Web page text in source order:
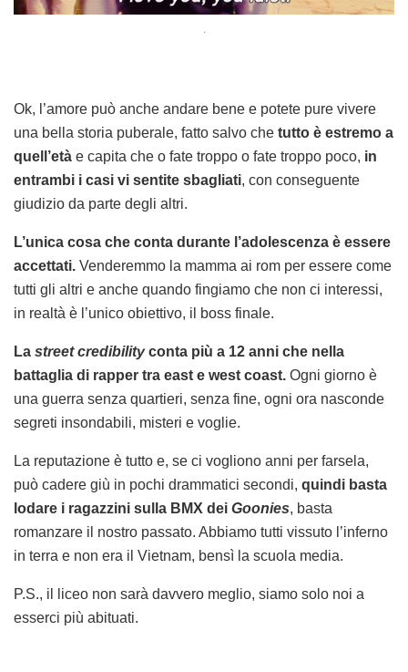
.
Ok, l’amore può anche andare bene e potete pure vivere
una bella storia puberale, fatto salvo che tutto è estremo a
quell’età e capita che o fate troppo o fate troppo poco, in
entrambi i casi vi sentite sbagliati, con conseguente
giudizio da parte degli altri.
L’unica cosa che conta durante l’adolescenza è essere
accettati. Venderemmo la mamma ai rom per essere come
tutti gli altri e anche quando fingiamo che non ci interessi,
in realtà è l’unico obiettivo, il boss finale.
La street credibilityconta più a 12 anni che nella
battaglia di rapper tra east e west coast. Ogni giorno è
una guerra senza quartieri, senza fine, ogni ora nasconde
segreti insondabili, misteri e voglie.
La reputazione è tutto e, se ci vogliono anni per farsela,
può cadere giù in pochi drammatici secondi, quindi basta
lodare i ragazzini sulla BMX dei Goonies, basta
romanzare il nostro passato. Abbiamo tutti vissuto l’inferno
in terra e non era il Vietnam, bensì la scuola media.
P.S., il liceo non sarà davvero meglio, siamo solo noi a
esserci più abituati.